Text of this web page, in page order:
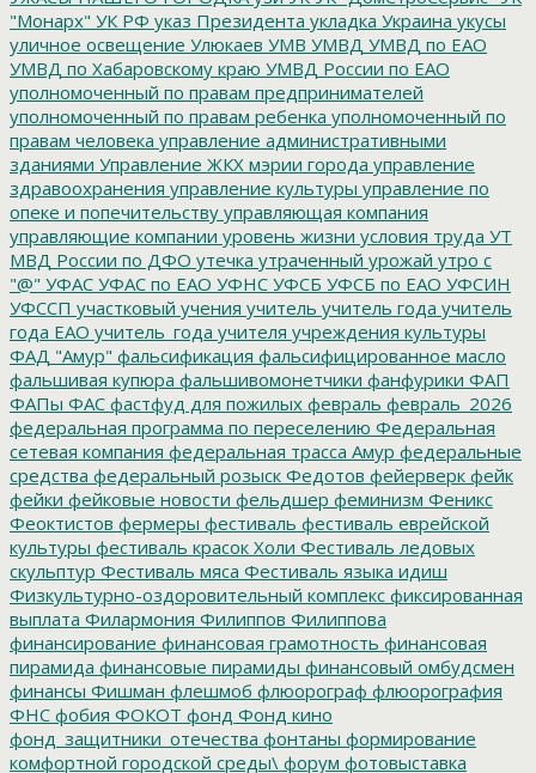
"Монарх" УК РФ указ Президента укладка Украина укусы
уличное освещение Улюкаев УМВ УМВД УМВД по ЕАО
УМВД по Хабаровскому краю УМВД России по ЕАО
уполномоченный по правам предпринимателей
уполномоченный по правам ребенка уполномоченный по
правам человека управление административными
зданиями Управление ЖКХ мэрии города управление
здравоохранения управление культуры управление по
опеке и попечительству управляющая компания
управляющие компании уровень жизни условия труда УТ
МВД России по ДФО утечка утраченный урожай утро с
"@" УФАС УФАС по ЕАО УФНС УФСБ УФСБ по ЕАО УФСИН
УФССП участковый учения учитель учитель года учитель
года ЕАО учитель_года учителя учреждения культуры
ФАД "Амур" фальсификация фальсифицированное масло
фальшивая купюра фальшивомонетчики фанфурики ФАП
ФАПы ФАС фастфуд для пожилых февраль февраль_2026
федеральная программа по переселению Федеральная
сетевая компания федеральная трасса Амур федеральные
средства федеральный розыск Федотов фейерверк фейк
фейки фейковые новости фельдшер феминизм Феникс
Феоктистов фермеры фестиваль фестиваль еврейской
культуры фестиваль красок Холи Фестиваль ледовых
скульптур Фестиваль мяса Фестиваль языка идиш
Физкультурно-оздоровительный комплекс фиксированная
выплата Филармония Филиппов Филиппова
финансирование финансовая грамотность финансовая
пирамида финансовые пирамиды финансовый омбудсмен
финансы Фишман флешмоб флюорограф флюорография
ФНС фобия ФОКОТ фонд Фонд кино
фонд_защитники_отечества фонтаны формирование
комфортной городской среды\ форум фотовыставка